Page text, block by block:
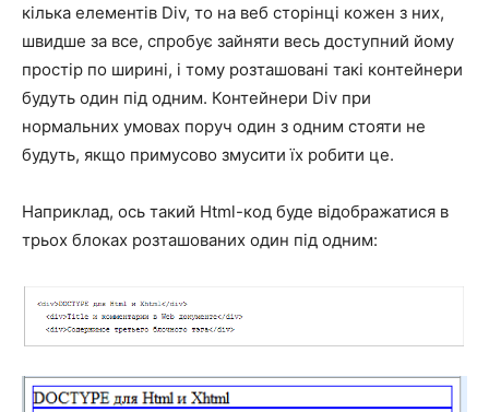
кілька елементів Div, то на веб сторінці кожен з них,
швидше за все, спробує зайняти весь доступний йому
простір по ширині, і тому розташовані такі контейнери
будуть один під одним. Контейнери Div при
нормальних умовах поруч один з одним стояти не
будуть, якщо примусово змусити їх робити це.
Наприклад, ось такий Html-код буде відображатися в
трьох блоках розташованих один під одним: